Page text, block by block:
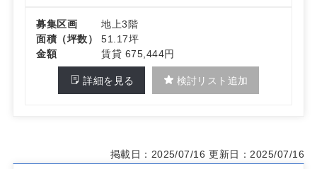
募集区画
地上3階
面積（坪数）
51.17坪
金額
賃貸 675,444円
詳細を見る 検討リスト追加
掲載日：2025/07/16 更新日：2025/07/16